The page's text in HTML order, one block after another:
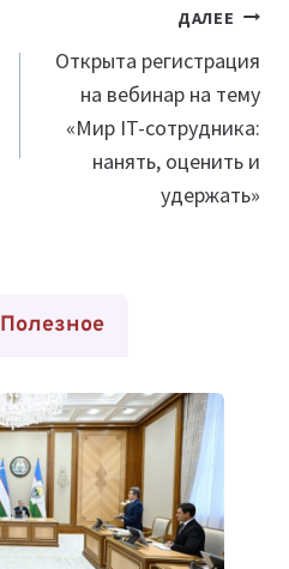
ДАЛЕЕ
Открыта регистрация
на вебинар на тему
«Мир IT-сотрудника:
нанять, оценить и
удержать»
Полезное